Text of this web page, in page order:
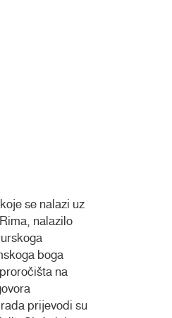
se nalazi uz
nalazilo
boga
na
prijevodi su